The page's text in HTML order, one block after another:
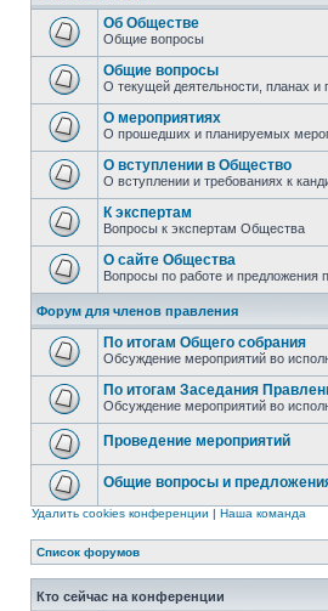
Об Обществе
Общие вопросы
Общие вопросы
О текущей деятельности, планах и
О мероприятиях
О прошедших и планируемых
О вступлении в Общество
О вступлении и требованиях к
К экспертам
Вопросы к экспертам Общества
О сайте Общества
Вопросы по работе и предложения
Форум для членов правления
По итогам Общего собрания
Обсуждение мероприятий во
По итогам Заседания
Обсуждение мероприятий во
Проведение мероприятий
Общие вопросы и
Удалить cookies конференции | Наша команда
Список форумов
Кто сейчас на конференции